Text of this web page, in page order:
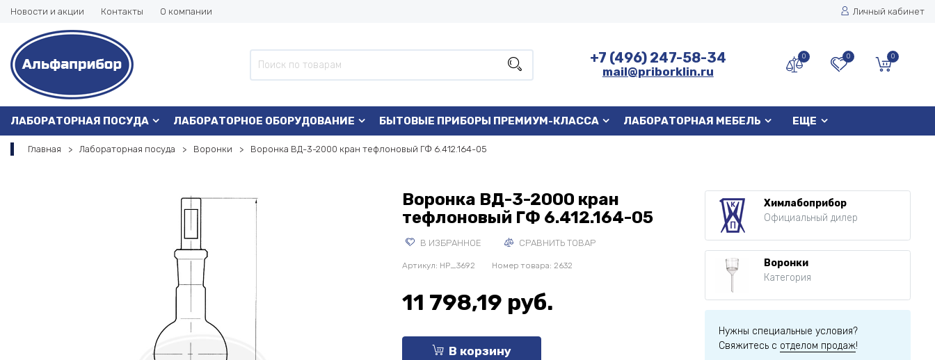
Новости и акции Контакты О компании Личный кабинет
+7 (496) 247-58-34
mail@priborklin.ru
0 0 0
ЛАБОРАТОРНАЯ ПОСУДА ЛАБОРАТОРНОЕ ОБОРУДОВАНИЕ БЫТОВЫЕ ПРИБОРЫ ПРЕМИУМ-КЛАССА ЛАБОРАТОРНАЯ МЕБЕЛЬ ЕЩЕ
Главная Лабораторная посуда Воронки Воронка ВД-3-2000 кран тефлоновый ГФ 6.412.164-05
Воронка ВД-3-2000 кран
тефлоновый ГФ 6.412.164-05
В ИЗБРАННОЕ СРАВНИТЬ ТОВАР
Артикул: HP_3692 Номер товара: 2632
11 798,19 руб.
В корзину
Химлабоприбор
Официальный дилер
Воронки
Категория
Нужны специальные условия?
Свяжитесь с отделом продаж!